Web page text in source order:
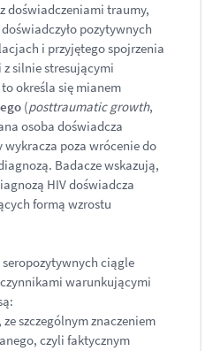
doświadczeniami traumy,
pozytywnych
i przyjętego spojrzenia
silnie stresującymi
określa się mianem
(posttraumatic growth,
osoba doświadcza
poza wrócenie do
Badacze wskazują,
HIV doświadcza
formą wzrostu
seropozytywnych ciągle
warunkującymi
ze szczególnym znaczeniem
czyli faktycznym